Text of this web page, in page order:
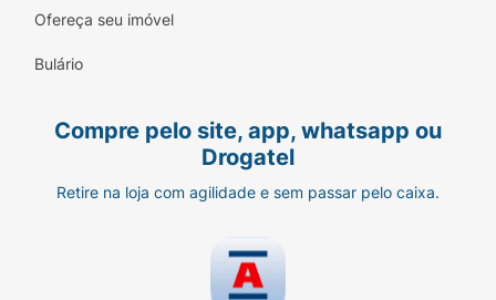
Peso Líquido:
Embalagem:
rústico e o gourmet com a Batata do Johnny!
Ofereça seu imóvel
Bulário
Compre pelo site, app, whatsapp ou
Drogatel
Retire na loja com agilidade e sem passar pelo caixa.